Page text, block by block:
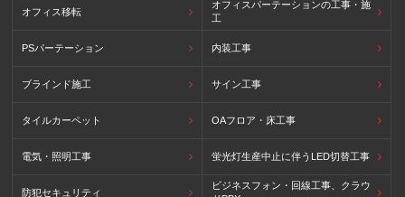
オフィス移転
オフィスパーテーションの工事・施
工
PSパーテーション 内装工事
ブラインド施工 サイン工事
タイルカーペット OAフロア・床工事
電気・照明工事 蛍光灯生産中止に伴うLED切替工事
防犯セキュリティ
ビジネスフォン・回線工事、クラウ